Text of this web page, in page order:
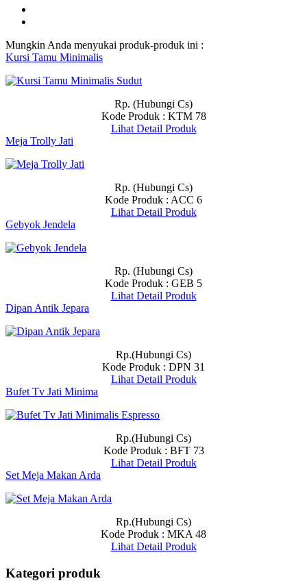
Mungkin Anda menyukai produk-produk ini :
Kursi Tamu Minimalis
Rp. (Hubungi Cs)
Kode Produk : KTM 78
Lihat Detail Produk
Meja Trolly Jati
Rp. (Hubungi Cs)
Kode Produk : ACC 6
Lihat Detail Produk
Gebyok Jendela
Rp. (Hubungi Cs)
Kode Produk : GEB 5
Lihat Detail Produk
Dipan Antik Jepara
Rp.(Hubungi Cs)
Kode Produk : DPN 31
Lihat Detail Produk
Bufet Tv Jati Minima
Rp.(Hubungi Cs)
Kode Produk : BFT 73
Lihat Detail Produk
Set Meja Makan Arda
Rp.(Hubungi Cs)
Kode Produk : MKA 48
Lihat Detail Produk
Kategori produk